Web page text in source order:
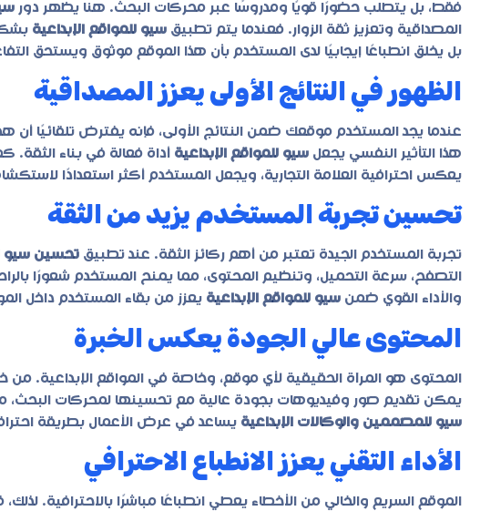
فقط، بل يتطلب حضورًا قويًا ومدروسًا عبر محركات البحث. هنا يظهر دور
المصداقية وتعزيز ثقة الزوار. فعندما يتم تطبيق سيو للمواقع الإبداعية
بل يخلق انطباعًا إيجابيًا لدى المستخدم بأن هذا الموقع موثوق ويستحق
الظهور في النتائج الأولى يعزز المصداقية
عندما يجد المستخدم موقعك ضمن النتائج الأولى، فإنه يفترض تلقائيًا
هذا التأثير النفسي يجعل سيو للمواقع الإبداعية أداة فعالة في بناء الثقة.
يعكس احترافية العلامة التجارية، ويجعل المستخدم أكثر استعدادًا
تحسين تجربة المستخدم يزيد من الثقة
تجربة المستخدم الجيدة تعتبر من أهم ركائز الثقة. عند تطبيق تحسين سيو
التصفح، سرعة التحميل، وتنظيم المحتوى، مما يمنح المستخدم شعورًا
والأداء القوي ضمن سيو للمواقع الإبداعية يعزز من بقاء المستخدم داخل
المحتوى عالي الجودة يعكس الخبرة
المحتوى هو المرآة الحقيقية لأي موقع، وخاصة في المواقع الإبداعية. من
يمكن تقديم صور وفيديوهات بجودة عالية مع تحسينها لمحركات البحث،
سيو للمصممين والوكالات الإبداعية يساعد في عرض الأعمال بطريقة
الأداء التقني يعزز الانطباع الاحترافي
الموقع السريع والخالي من الأخطاء يعطي انطباعًا مباشرًا بالاحترافية.